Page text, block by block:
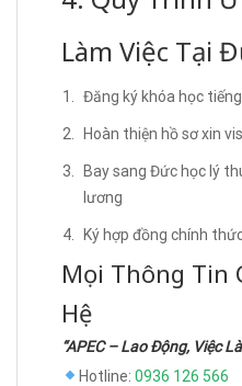
Làm Việc Tại
Đăng ký khóa học
Hoàn thiện hồ sơ xin
Bay sang Đức học lý
lương
Ký hợp đồng chính
Mọi Thông Tin
Hệ
“APEC – Lao Động, Việc
Hotline: 0936 126 566